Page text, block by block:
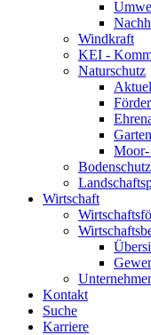
Windkraft
KEI -
Naturschutz
Moor-
Wirtschaft
Kontakt
Suche
Karriere